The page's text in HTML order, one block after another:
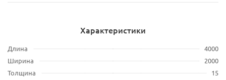
Характеристики
Длина
4000
Ширина
2000
Толщина
15